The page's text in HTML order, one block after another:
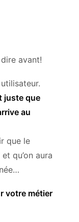
avant!
juste que
au
que le
qu’on aura
votre métier